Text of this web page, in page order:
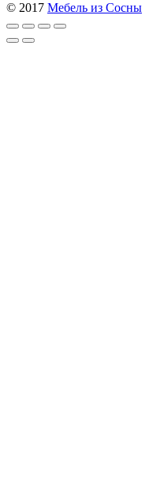
© 2017 Мебель из Сосны